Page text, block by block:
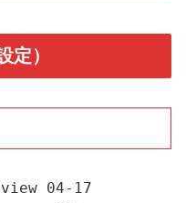
定）
04-17